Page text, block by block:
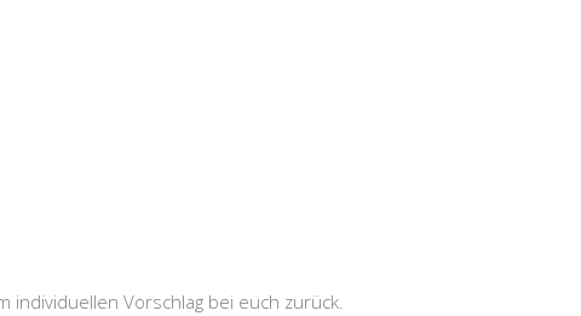
Vorschlag bei euch zurück.